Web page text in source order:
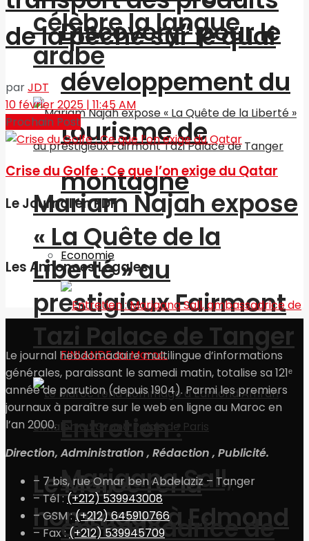
célèbre la langue
arabe
Mariam Najah expose
« La Quête de la
Liberté » au
prestigieux Fairmont
Tazi Palace de Tanger
Le Maroc rend
hommage à Edmond
Discovery” pour le
développement du
tourisme de
montagne
Economie
Entretien :
Marjaana Sall,
ambassadrice de
de la pêche sur le quai
parJDT
10 février 2025 | 11:45 AM
Prochain Post
Crise du Golfe : Ce que l’on exige du Qatar
Le Journal en PDF
Les Annonces Légales
Le journal hebdomadaire multilingue d’informations
générales, paraissant le samedi matin, totalise sa 121ᵉ
année de parution (depuis 1904). Parmi les premiers
journaux à paraître sur le web en ligne au Maroc en
l’an 2000.
Direction, Administration , Rédaction , Publicité.
– 7 bis, rue Omar ben Abdelaziz – Tanger
– Tél :(+212) 539943008
– GSM :(+212) 645910766
– Fax :(+212) 539945709